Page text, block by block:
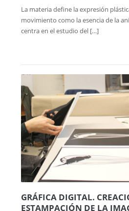
La materia define la expresión
movimiento como la esencia de la
centra en el estudio del […]
GRÁFICA DIGITAL.
ESTAMPACIÓN DE LA